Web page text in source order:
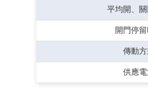
平均開、
開門停
傳動
供應